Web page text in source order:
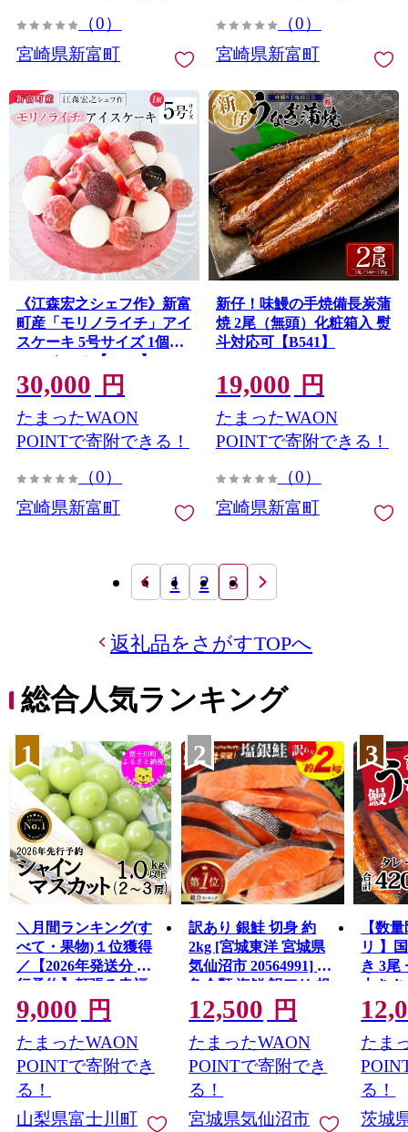
（0）
宮崎県新富町
（0）
宮崎県新富町
《江森宏之シェフ作》新富
町産「モリノライチ」アイ
スケーキ 5号サイズ 1個
15cmホール【D131】
30,000 円
たまったWAON
POINTで寄附できる！
（0）
宮崎県新富町
新仔！味鰻の手焼備長炭蒲
焼 2尾（無頭）化粧箱入 熨
斗対応可【B541】
19,000 円
たまったWAON
POINTで寄附できる！
（0）
宮崎県新富町
1 2 3
返礼品をさがすTOPへ
総合人気ランキング
1
＼月間ランキング(す
べて・果物)１位獲得
／【2026年発送分 先
行予約】頬張る幸福
感 〜緑の宝石・ シ
ャインマスカット 〜
１ｋｇ以上（２〜３
房） フルーツ 山梨県
産 果物 くだもの シャ
イン マスカット ぶど
う ブドウ 葡萄 大粒 種
9,000 円
たまったWAON
POINTで寄附でき
る！
山梨県富士川町
2
訳あり 銀鮭 切身 約
2kg [宮城東洋 宮城県
気仙沼市 20564991] 鮭
魚介類 海鮮 訳アリ 規
格外 不揃い さけ サケ
鮭切身 シャケ 切り身
冷凍 家庭用 おかず 弁
当 支援 サーモン 銀鮭
切り身 魚 わけあり
12,500 円
たまったWAON
POINTで寄附でき
る！
宮城県気仙沼市
3
【数
リ 】
き 3尾
大き
レ・
鰻 ふ
な重
茨城
と納
たま
る！
茨城